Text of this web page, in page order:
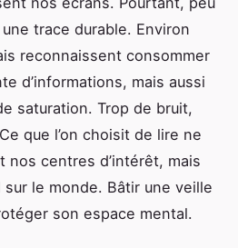
trace durable. Environ
reconnaissent consommer
d’informations, mais aussi
saturation. Trop de bruit,
que l’on choisit de lire ne
nos centres d’intérêt, mais
le monde. Bâtir une veille
son espace mental.